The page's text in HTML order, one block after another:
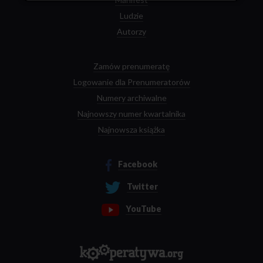
Ludzie
Autorzy
Zamów prenumeratę
Logowanie dla Prenumeratorów
Numery archiwalne
Najnowszy numer kwartalnika
Najnowsza książka
Facebook
Twitter
YouTube